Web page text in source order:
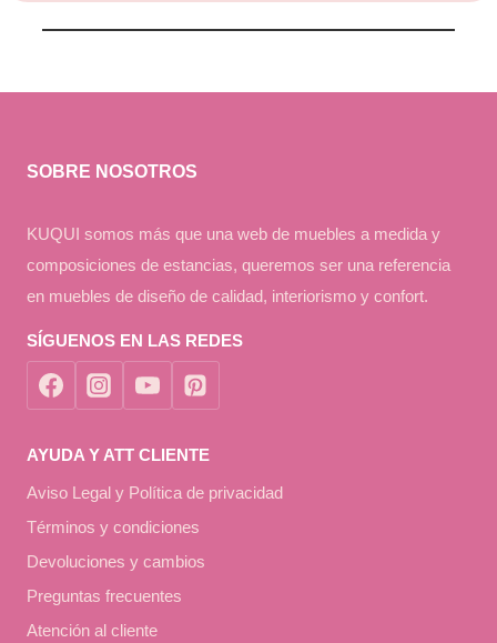
SOBRE NOSOTROS
KUQUI somos más que una web de muebles a medida y
composiciones de estancias, queremos ser una referencia
en muebles de diseño de calidad, interiorismo y confort.
SÍGUENOS EN LAS REDES
AYUDA Y ATT CLIENTE
Aviso Legal y Política de privacidad
Términos y condiciones
Devoluciones y cambios
Preguntas frecuentes
Atención al cliente